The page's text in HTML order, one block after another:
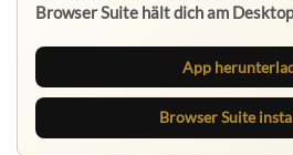
Browser Suite hält dich am
App
Browser Suite